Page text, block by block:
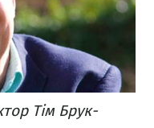
Тім Брук-